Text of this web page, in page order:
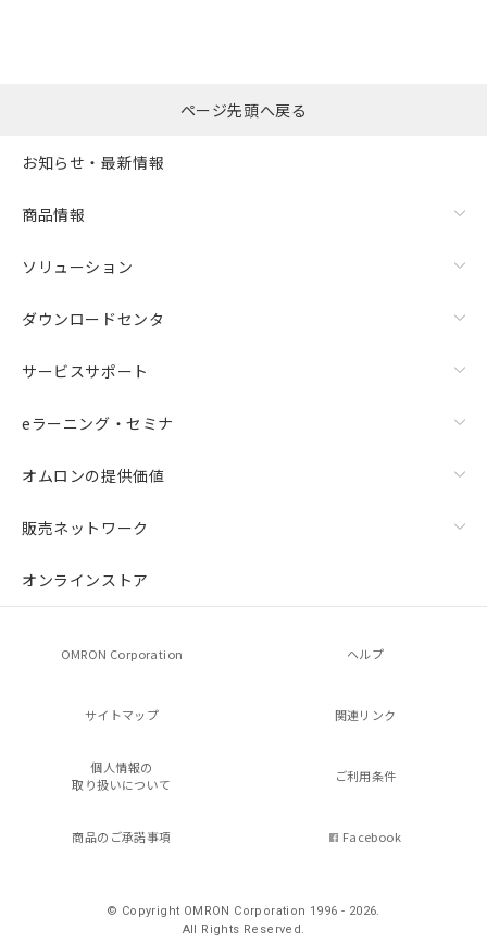
ページ先頭へ戻る
お知らせ・最新情報
商品情報
ソリューション
ダウンロードセンタ
サービスサポート
eラーニング・セミナ
オムロンの提供価値
販売ネットワーク
オンラインストア
OMRON Corporation ヘルプ
サイトマップ 関連リンク
個人情報の
取り扱いについて
ご利用条件
商品のご承諾事項 Facebook
© Copyright OMRON Corporation 1996 - 2026.
All Rights Reserved.